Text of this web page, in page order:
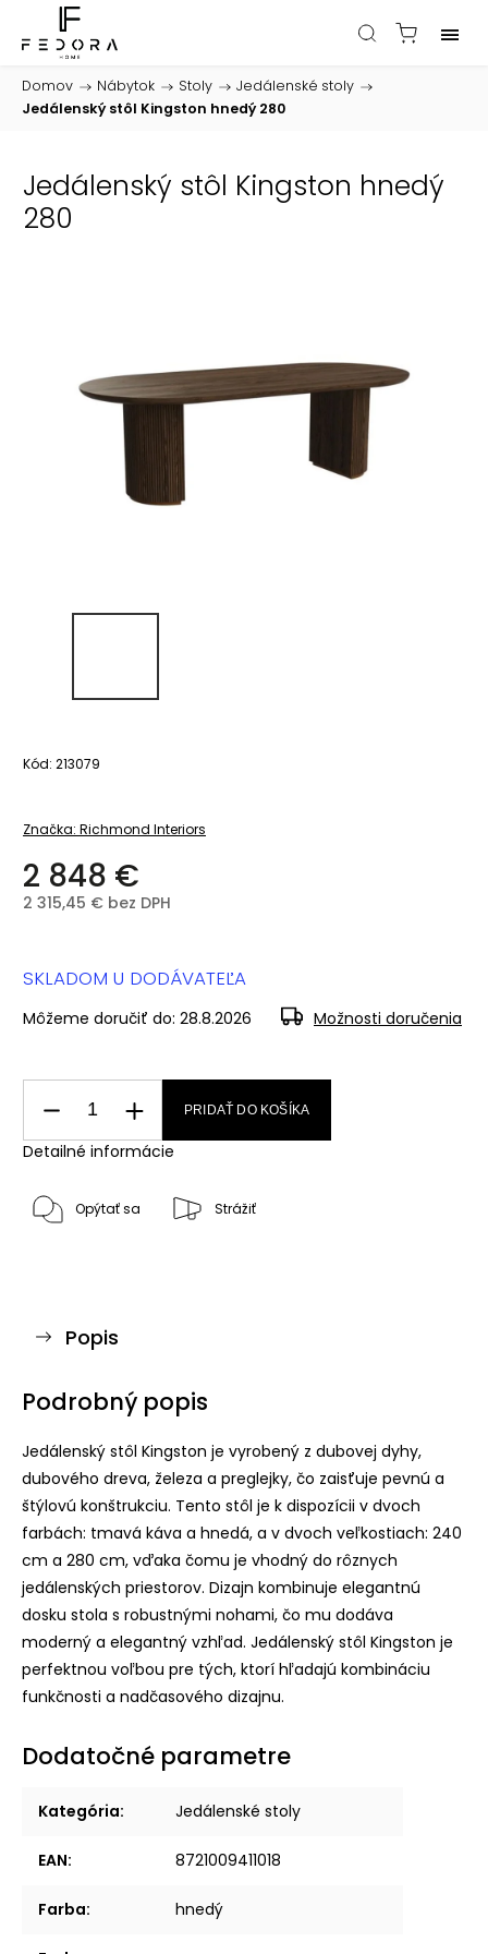
Domov / Nábytok / Stoly / Jedálenské stoly /
Jedálenský stôl Kingston hnedý 280
Jedálenský stôl Kingston hnedý
280
Kód: 213079
Značka: Richmond Interiors
2 848 €
2 315,45 € bez DPH
SKLADOM U DODÁVATEĽA
Môžeme doručiť do: 28.8.2026 Možnosti doručenia
PRIDAŤ DO KOŠÍKA
Detailné informácie
Opýtať sa Strážiť
Popis
Podrobný popis
Jedálenský stôl Kingston je vyrobený z dubovej dyhy,
dubového dreva, železa a preglejky, čo zaisťuje pevnú a
štýlovú konštrukciu. Tento stôl je k dispozícii v dvoch
farbách: tmavá káva a hnedá, a v dvoch veľkostiach: 240
cm a 280 cm, vďaka čomu je vhodný do rôznych
jedálenských priestorov. Dizajn kombinuje elegantnú
dosku stola s robustnými nohami, čo mu dodáva
moderný a elegantný vzhľad. Jedálenský stôl Kingston je
perfektnou voľbou pre tých, ktorí hľadajú kombináciu
funkčnosti a nadčasového dizajnu.
Dodatočné parametre
Kategória: Jedálenské stoly
EAN: 8721009411018
Farba: hnedý